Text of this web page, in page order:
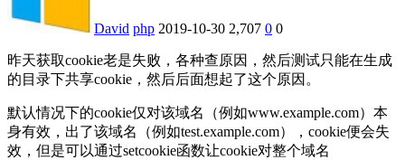
David php 2019-10-30 2,707 0 0
昨天获取cookie老是失败，各种查原因，然后测试只能在生成
的目录下共享cookie，然后后面想起了这个原因。
默认情况下的cookie仅对该域名（例如www.example.com）本
身有效，出了该域名（例如test.example.com），cookie便会失
效，但是可以通过setcookie函数让cookie对整个域名